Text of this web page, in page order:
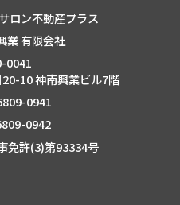
ロン不動産プラス
業 有限会社
0041
10 神南興業ビル7階
0941
0942
免許(3)第93334号